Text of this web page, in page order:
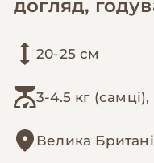
догляд,
20-25 см
3-4.5 кг
Велика